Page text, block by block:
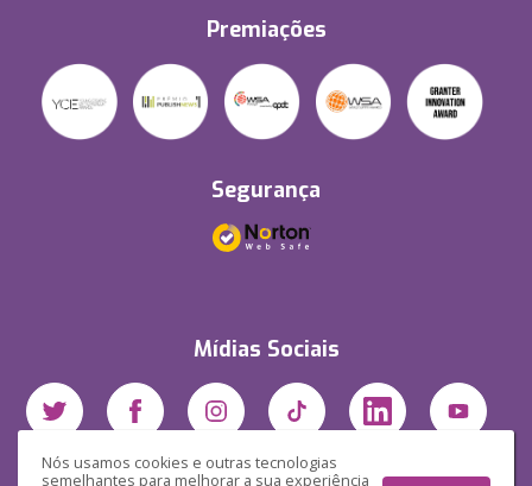
Nós usamos cookies e outras tecnologias
semelhantes para melhorar a sua experiência
Premiações
Segurança
Mídias Sociais